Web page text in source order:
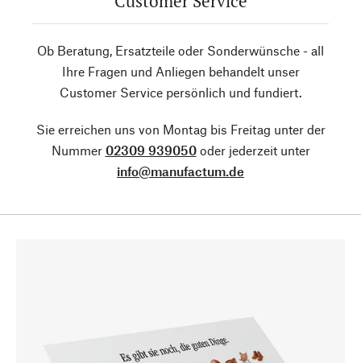
Ob Beratung, Ersatzteile oder Sonderwünsche - all
Ihre Fragen und Anliegen behandelt unser
Customer Service persönlich und fundiert.
Sie erreichen uns von Montag bis Freitag unter der
Nummer 02309 939050oder jederzeit unter
info@manufactum.de